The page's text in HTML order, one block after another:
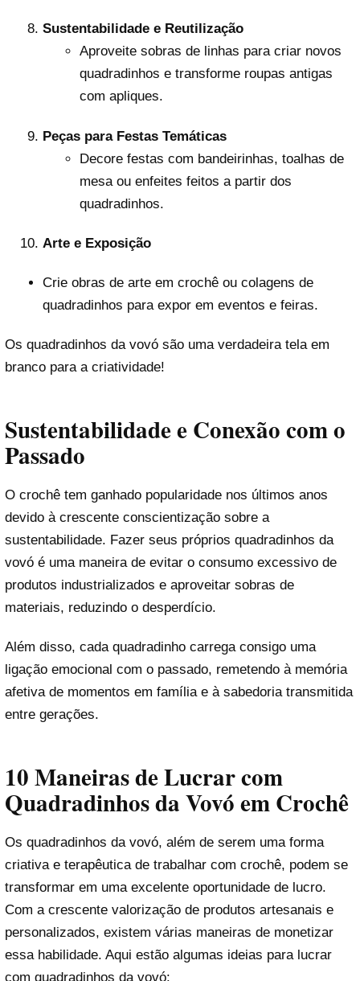
Sustentabilidade e Reutilização
Aproveite sobras de linhas para criar novos
quadradinhos e transforme roupas antigas
com apliques.
Peças para Festas Temáticas
Decore festas com bandeirinhas, toalhas de
mesa ou enfeites feitos a partir dos
quadradinhos.
Arte e Exposição
Crie obras de arte em crochê ou colagens de
quadradinhos para expor em eventos e feiras.
Os quadradinhos da vovó são uma verdadeira tela em
branco para a criatividade!
Sustentabilidade e Conexão com o
Passado
O crochê tem ganhado popularidade nos últimos anos
devido à crescente conscientização sobre a
sustentabilidade. Fazer seus próprios quadradinhos da
vovó é uma maneira de evitar o consumo excessivo de
produtos industrializados e aproveitar sobras de
materiais, reduzindo o desperdício.
Além disso, cada quadradinho carrega consigo uma
ligação emocional com o passado, remetendo à memória
afetiva de momentos em família e à sabedoria transmitida
entre gerações.
10 Maneiras de Lucrar com
Quadradinhos da Vovó em Crochê
Os quadradinhos da vovó, além de serem uma forma
criativa e terapêutica de trabalhar com crochê, podem se
transformar em uma excelente oportunidade de lucro.
Com a crescente valorização de produtos artesanais e
personalizados, existem várias maneiras de monetizar
essa habilidade. Aqui estão algumas ideias para lucrar
com quadradinhos da vovó: